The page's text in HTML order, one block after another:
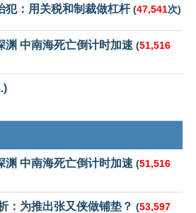
犯：用关税和制裁做杠杆(47,541次)
渊 中南海死亡倒计时加速 (51,516
渊 中南海死亡倒计时加速 (51,516
：为推出张又侠做铺垫？ (53,597